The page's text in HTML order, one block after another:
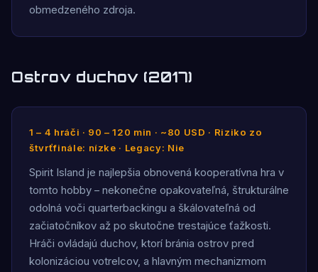
obmedzeného zdroja.
Ostrov duchov (2017)
1 – 4 hráči · 90 – 120 min · ~80 USD · Riziko zo
štvrťfinále: nízke · Legacy: Nie
Spirit Island je najlepšia obnovená kooperatívna hra v
tomto hobby – nekonečne opakovateľná, štrukturálne
odolná voči quarterbackingu a škálovateľná od
začiatočníkov až po skutočne trestajúce ťažkosti.
Hráči ovládajú duchov, ktorí bránia ostrov pred
kolonizáciou votrelcov, a hlavným mechanizmom